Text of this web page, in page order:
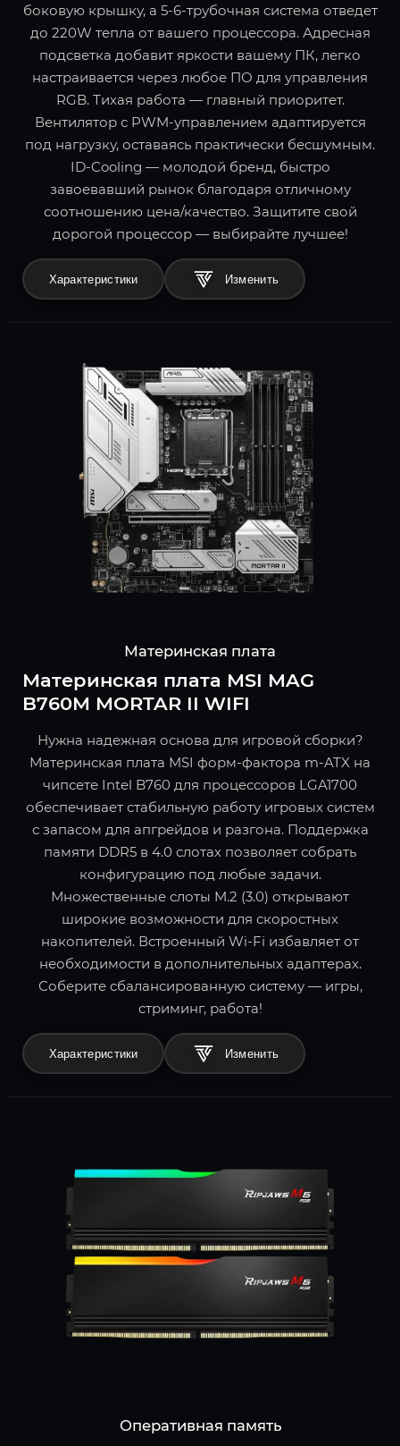
боковую крышку, а 5-6-трубочная система отведет
до 220W тепла от вашего процессора. Адресная
подсветка добавит яркости вашему ПК, легко
настраивается через любое ПО для управления
RGB. Тихая работа — главный приоритет.
Вентилятор с PWM-управлением адаптируется
под нагрузку, оставаясь практически бесшумным.
ID-Cooling — молодой бренд, быстро
завоевавший рынок благодаря отличному
соотношению цена/качество. Защитите свой
дорогой процессор — выбирайте лучшее!
Характеристики
Материнская плата
Материнская плата MSI MAG
B760M MORTAR II WIFI
Нужна надежная основа для игровой сборки?
Материнская плата MSI форм-фактора m-ATX на
чипсете Intel B760 для процессоров LGA1700
обеспечивает стабильную работу игровых систем
с запасом для апгрейдов и разгона. Поддержка
памяти DDR5 в 4.0 слотах позволяет собрать
конфигурацию под любые задачи.
Множественные слоты M.2 (3.0) открывают
широкие возможности для скоростных
накопителей. Встроенный Wi-Fi избавляет от
необходимости в дополнительных адаптерах.
Соберите сбалансированную систему — игры,
стриминг, работа!
Характеристики
Оперативная память